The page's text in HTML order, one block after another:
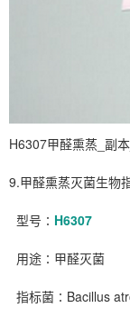
H6307甲醛熏蒸_副
9.甲醛熏蒸灭菌生物
型号∶ H6307
用途∶甲醛灭菌
指标菌∶Bacillus